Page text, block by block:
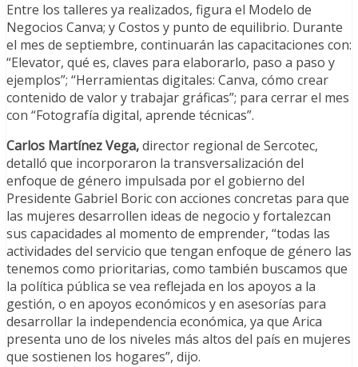
Entre los talleres ya realizados, figura el Modelo de
Negocios Canva; y Costos y punto de equilibrio. Durante
el mes de septiembre, continuarán las capacitaciones con:
“Elevator, qué es, claves para elaborarlo, paso a paso y
ejemplos”; “Herramientas digitales: Canva, cómo crear
contenido de valor y trabajar gráficas”; para cerrar el mes
con “Fotografía digital, aprende técnicas”.
Carlos Martínez Vega,director regional de Sercotec,
detalló que incorporaron la transversalización del
enfoque de género impulsada por el gobierno del
Presidente Gabriel Boric con acciones concretas para que
las mujeres desarrollen ideas de negocio y fortalezcan
sus capacidades al momento de emprender, “todas las
actividades del servicio que tengan enfoque de género las
tenemos como prioritarias, como también buscamos que
la política pública se vea reflejada en los apoyos a la
gestión, o en apoyos económicos y en asesorías para
desarrollar la independencia económica, ya que Arica
presenta uno de los niveles más altos del país en mujeres
que sostienen los hogares”, dijo.